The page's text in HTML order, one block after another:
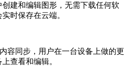
建和编辑图形，无需下载任何软
时保存在云端。
容同步，用户在一台设备上做的更
查看和编辑。